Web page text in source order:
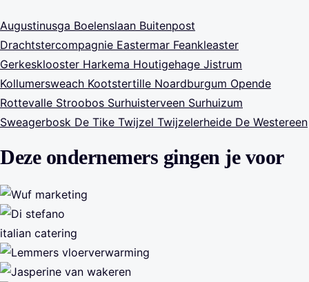
Augustinusga Boelenslaan Buitenpost
Drachtstercompagnie Eastermar Feankleaster
Gerkesklooster Harkema Houtigehage Jistrum
Kollumersweach Kootstertille Noardburgum Opende
Rottevalle Stroobos Surhuisterveen Surhuizum
Sweagerbosk De Tike Twijzel Twijzelerheide De Westereen
Deze ondernemers gingen je voor